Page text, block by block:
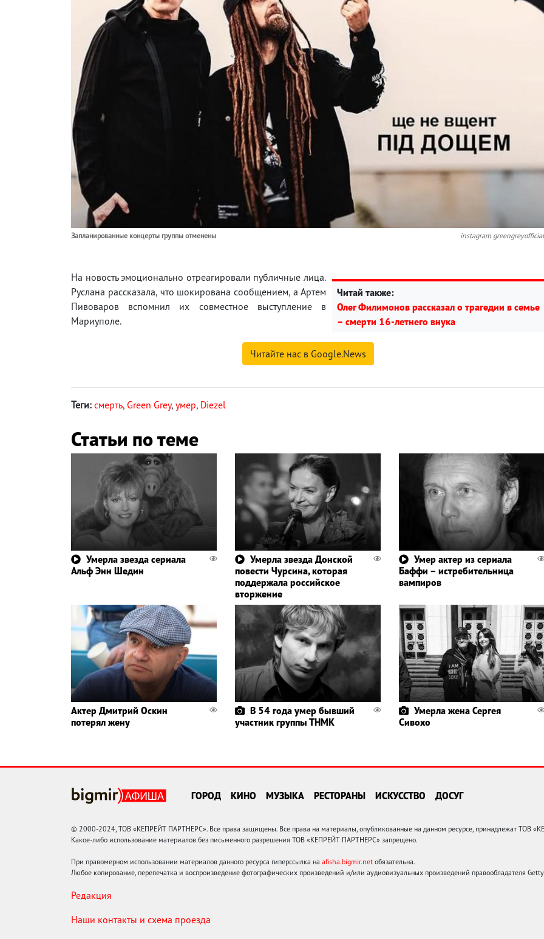
Запланированные концерты группы отменены instagram greengreyofficial
Читай также:
Олег Филимонов рассказал о трагедии в семье
– смерти 16-летнего внука
На новость эмоционально отреагировали публичные лица.
Руслана рассказала, что шокирована сообщением, а Артем
Пивоваров вспомнил их совместное выступление в
Мариуполе.
Читайте нас в Google.News
Теги: смерть, Green Grey, умер, Diezel
Статьи по теме
Умерла звезда сериала
Альф Энн Шедин
Умерла звезда Донской
повести Чурсина, которая
поддержала российское
вторжение
Умер актер из сериала
Баффи – истребительница
вампиров
Актер Дмитрий Оскин
потерял жену
В 54 года умер бывший
участник группы ТНМК
Умерла жена Сергея
Сивохо
ГОРОД КИНО МУЗЫКА РЕСТОРАНЫ ИСКУССТВО ДОСУГ
© 2000-2024, ТОВ «КЕПРЕЙТ ПАРТНЕРС». Все права защищены. Все права на материалы, опубликованные на данном ресурсе, принадлежат ТОВ
Какое-либо использование материалов без письменного разрешения ТОВ «КЕПРЕЙТ ПАРТНЕРС» запрещено.
При правомерном использовании материалов данного ресурса гиперссылка на afisha.bigmir.net обязательна.
Любое копирование, перепечатка и воспроизведение фотографических произведений и/или аудиовизуальных произведений правообладателя
Редакция
Наши контакты и схема проезда